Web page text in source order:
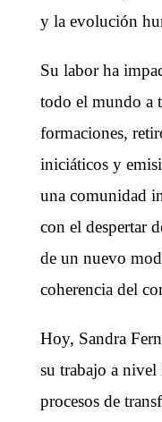
y la evolución
Su labor ha
todo el mundo a
formaciones,
iniciáticos y
una comunidad
con el despertar
de un nuevo
coherencia del
Hoy, Sandra
su trabajo a
procesos de